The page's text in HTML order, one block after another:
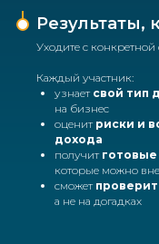
Результаты,
Уходите с
Каждый участник:
узнает свой тип
на бизнес
оценит риски и
дохода
получит
которые можно
сможет
а не на догадках